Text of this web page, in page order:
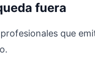
fuera
que